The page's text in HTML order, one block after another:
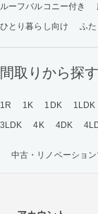
ルーフバルコニー付き
ひとり暮らし向け
ふ
間取りから探す
1R 1K 1DK 1LDK
3LDK
4K 4DK
中古・リノベーショ